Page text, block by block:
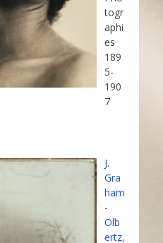
togr
aphi
es
189
5-
190
7
J.
Gra
ham
-
Olb
ertz,